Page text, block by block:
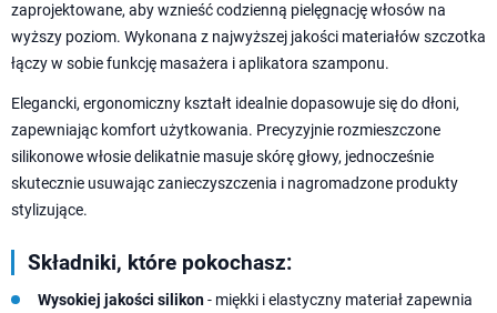
zaprojektowane, aby wznieść codzienną pielęgnację włosów na
wyższy poziom. Wykonana z najwyższej jakości materiałów szczotka
łączy w sobie funkcję masażera i aplikatora szamponu.
Elegancki, ergonomiczny kształt idealnie dopasowuje się do dłoni,
zapewniając komfort użytkowania. Precyzyjnie rozmieszczone
silikonowe włosie delikatnie masuje skórę głowy, jednocześnie
skutecznie usuwając zanieczyszczenia i nagromadzone produkty
stylizujące.
Składniki, które pokochasz:
Wysokiej jakości silikon- miękki i elastyczny materiał zapewnia